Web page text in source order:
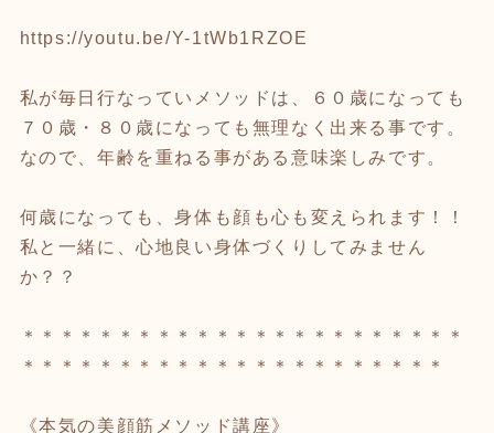
https://youtu.be/Y-1tWb1RZOE
私が毎日行なっていメソッドは、６０歳になっても
７０歳・８０歳になっても無理なく出来る事です。
なので、年齢を重ねる事がある意味楽しみです。
何歳になっても、身体も顔も心も変えられます！！
私と一緒に、心地良い身体づくりしてみません
か？？
＊＊＊＊＊＊＊＊＊＊＊＊＊＊＊＊＊＊＊＊＊＊＊
＊＊＊＊＊＊＊＊＊＊＊＊＊＊＊＊＊＊＊＊＊＊
《本気の美顔筋メソッド講座》